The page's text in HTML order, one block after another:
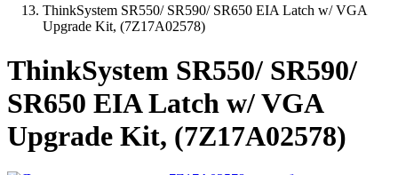
ThinkSystem SR550/ SR590/ SR650 EIA Latch w/ VGA
Upgrade Kit, (7Z17A02578)
ThinkSystem SR550/ SR590/
SR650 EIA Latch w/ VGA
Upgrade Kit, (7Z17A02578)